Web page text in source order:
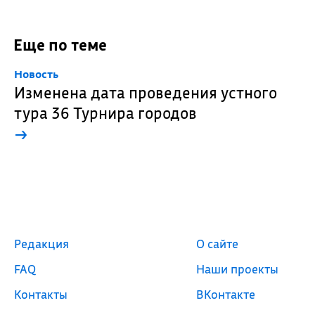
Еще по теме
Новость
Изменена дата проведения устного
тура 36 Турнира городов
→
Редакция
FAQ
Контакты
О сайте
Наши проекты
ВКонтакте